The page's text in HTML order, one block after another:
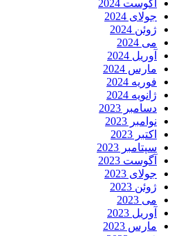
آگوست 2024
جولای 2024
ژوئن 2024
می 2024
آوریل 2024
مارس 2024
فوریه 2024
ژانویه 2024
دسامبر 2023
نوامبر 2023
اکتبر 2023
سپتامبر 2023
آگوست 2023
جولای 2023
ژوئن 2023
می 2023
آوریل 2023
مارس 2023